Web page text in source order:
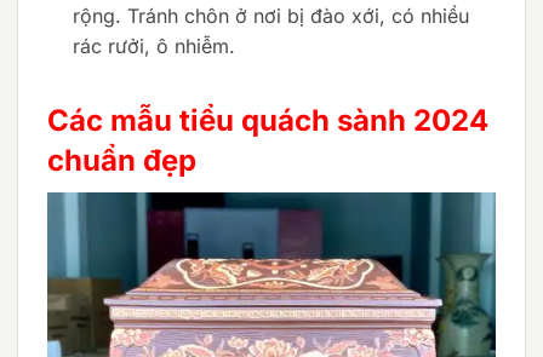
rộng. Tránh chôn ở nơi bị đào xới, có nhiều
rác rưởi, ô nhiễm.
Các mẫu tiểu quách sành 2024
chuẩn đẹp